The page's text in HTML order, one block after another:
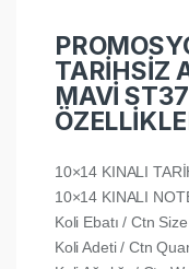
TARİHSİZ
MAVİ
10×14 KINALI
10×14 KINALI
Koli Ebatı / Ctn
Koli Adeti / Ctn